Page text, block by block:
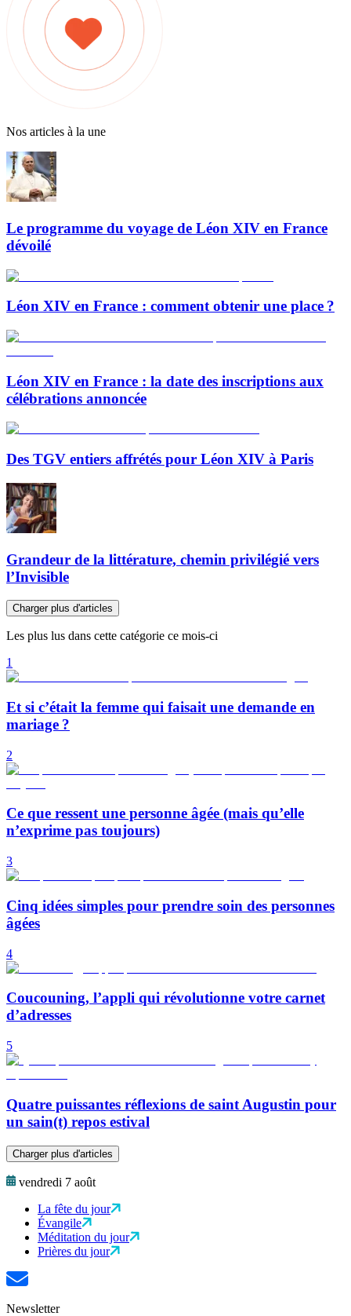
Nos articles à la une
Le programme du voyage de Léon XIV en France
dévoilé
Léon XIV en France : comment obtenir une place ?
Léon XIV en France : la date des inscriptions aux
célébrations annoncée
Des TGV entiers affrétés pour Léon XIV à Paris
Grandeur de la littérature, chemin privilégié vers
l’Invisible
Charger plus d'articles
Les plus lus dans cette catégorie ce mois-ci
1
Et si c’était la femme qui faisait une demande en
mariage ?
2
Ce que ressent une personne âgée (mais qu’elle
n’exprime pas toujours)
3
Cinq idées simples pour prendre soin des personnes
âgées
4
Coucouning, l’appli qui révolutionne votre carnet
d’adresses
5
Quatre puissantes réflexions de saint Augustin pour
un sain(t) repos estival
Charger plus d'articles
vendredi 7 août
La fête du jour
Évangile
Méditation du jour
Prières du jour
Newsletter